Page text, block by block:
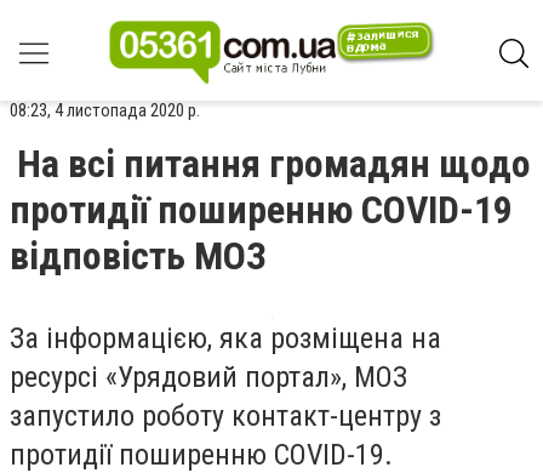
08:23, 4 листопада 2020 р.
На всі питання громадян щодо
протидії поширенню COVID-19
відповість МОЗ
За інформацією, яка розміщена на
ресурсі «Урядовий портал», МОЗ
запустило роботу контакт-центру з
протидії поширенню COVID-19.